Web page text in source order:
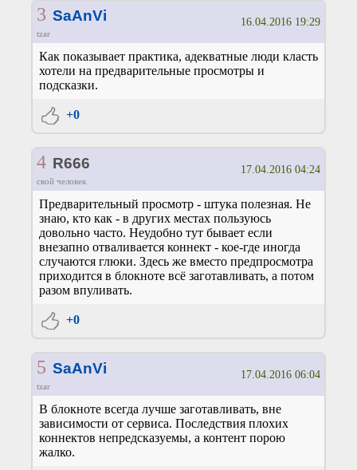
3 SaAnVi
tzar
16.04.2016 19:29
Как показывает практика, адекватные люди класть
хотели на предварительные просмотры и
подсказки.
+0
4 R666
свой человек
17.04.2016 04:24
Предварительный просмотр - штука полезная. Не
знаю, кто как - в других местах пользуюсь
довольно часто. Неудобно тут бывает если
внезапно отваливается коннект - кое-где иногда
случаются глюки. Здесь же вместо предпросмотра
приходится в блокноте всё заготавливать, а потом
разом впуливать.
+0
5 SaAnVi
tzar
17.04.2016 06:04
В блокноте всегда лучше заготавливать, вне
зависимости от сервиса. Последствия плохих
коннектов непредсказуемы, а контент порою
жалко.